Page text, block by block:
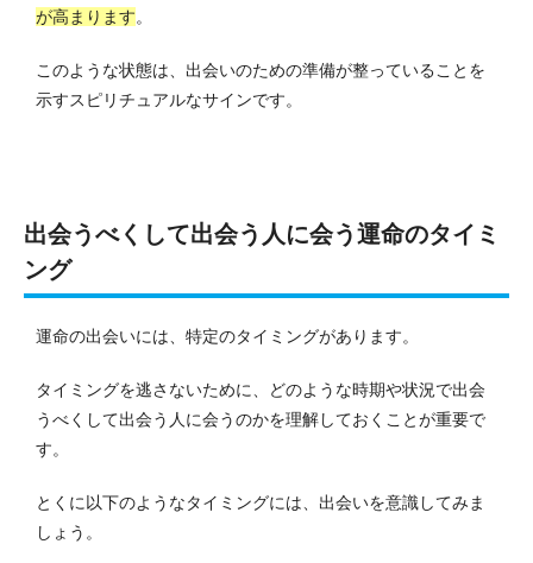
が高まります。
このような状態は、出会いのための準備が整っていることを
示すスピリチュアルなサインです。
出会うべくして出会う人に会う運命のタイミ
ング
運命の出会いには、特定のタイミングがあります。
タイミングを逃さないために、どのような時期や状況で出会
うべくして出会う人に会うのかを理解しておくことが重要で
す。
とくに以下のようなタイミングには、出会いを意識してみま
しょう。